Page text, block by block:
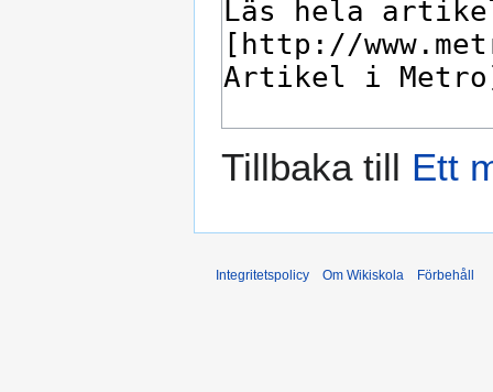
Tillbaka till Ett
Integritetspolicy Om Wikiskola Förbehåll